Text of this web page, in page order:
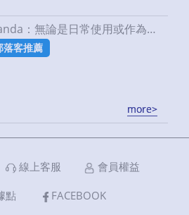
more>
Amanda：無論是日常使用或作為急救型化妝水， 天堂之泉 ALLDAY SPA便宜又有感！｜OGUMA水美媒
落客推薦
more>
線上客服 會員權益
點 FACEBOOK